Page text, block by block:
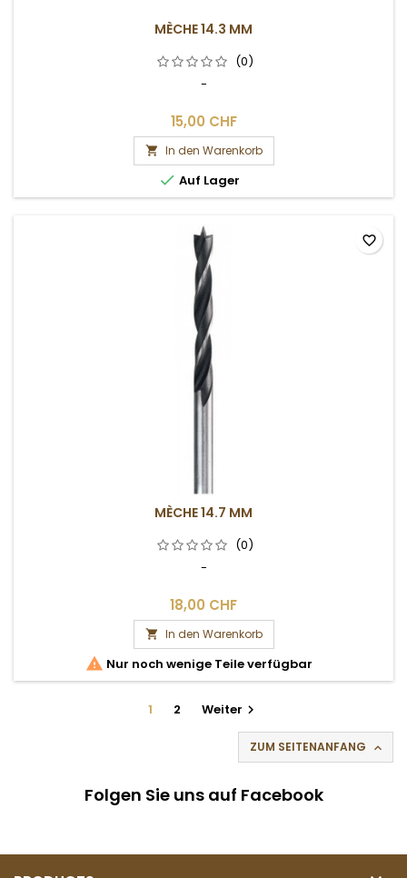
MÈCHE 14.3 MM
(0)
-
15,00 CHF
 In den Warenkorb
 Auf Lager
MÈCHE 14.7 MM
(0)
-
18,00 CHF
 In den Warenkorb
 Nur noch wenige Teile verfügbar
favorite_border
1 2 Weiter 
ZUM SEITENANFANG 
Folgen Sie uns auf Facebook